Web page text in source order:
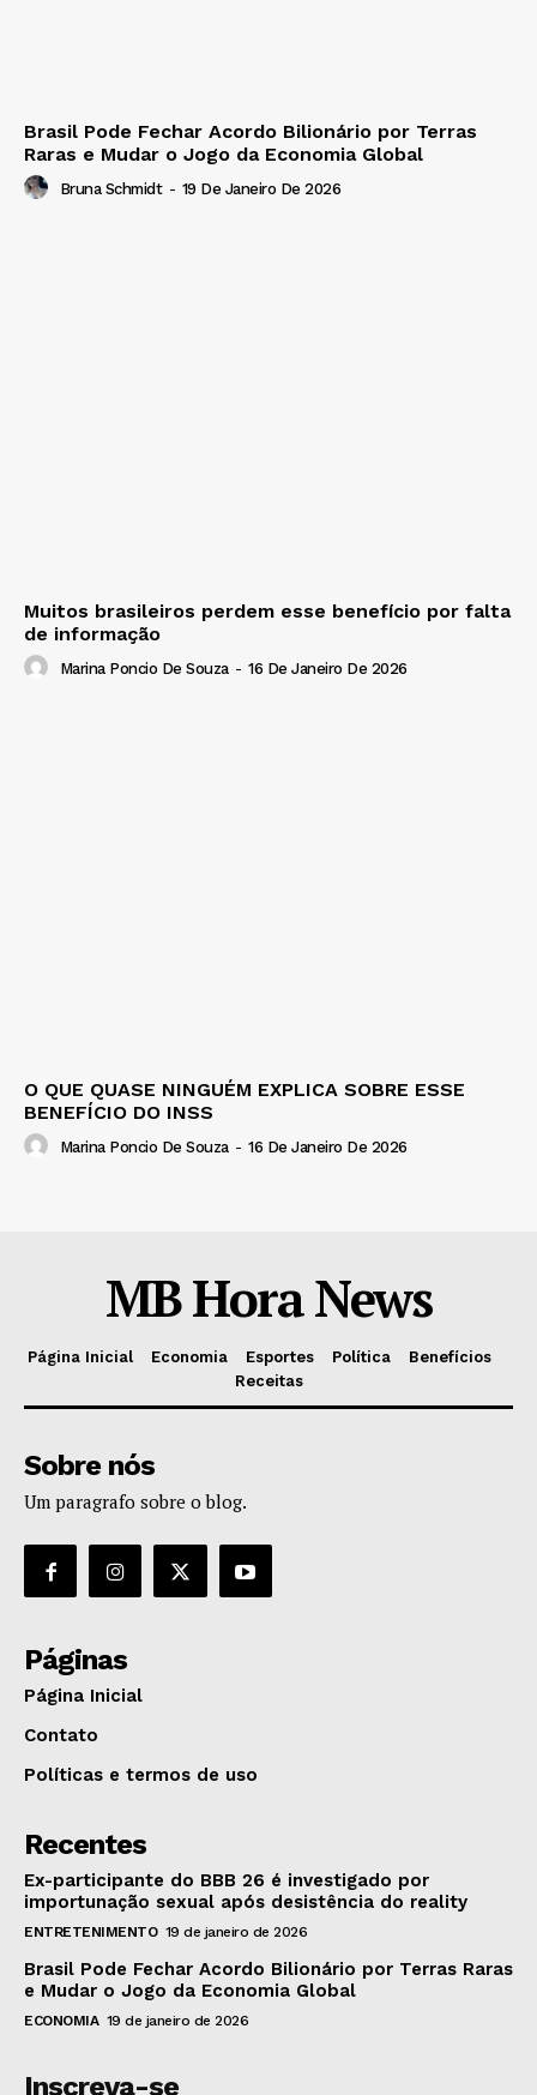
Brasil Pode Fechar Acordo Bilionário por Terras
Raras e Mudar o Jogo da Economia Global
Bruna Schmidt - 19 De Janeiro De 2026
Muitos brasileiros perdem esse benefício por falta
de informação
Marina Poncio De Souza - 16 De Janeiro De 2026
O QUE QUASE NINGUÉM EXPLICA SOBRE ESSE
BENEFÍCIO DO INSS
Marina Poncio De Souza - 16 De Janeiro De 2026
MB Hora News
Página Inicial Economia Esportes Política
Benefícios
Receitas
Sobre nós
Um paragrafo sobre o blog.
Páginas
Página Inicial
Contato
Políticas e termos de uso
Recentes
Ex-participante do BBB 26 é investigado por
importunação sexual após desistência do reality
ENTRETENIMENTO 19 de janeiro de 2026
Brasil Pode Fechar Acordo Bilionário por Terras Raras
e Mudar o Jogo da Economia Global
ECONOMIA 19 de janeiro de 2026
Inscreva-se